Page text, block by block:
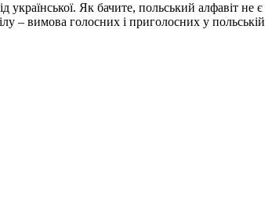
української. Як бачите, польський алфавіт не є
– вимова голосних і приголосних у польській